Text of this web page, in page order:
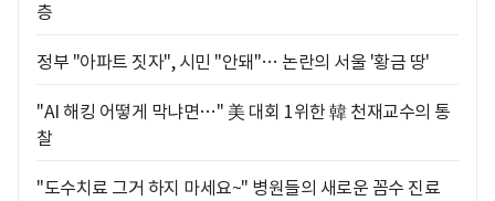
층
정부 "아파트 짓자", 시민 "안돼"… 논란의 서울 '황금 땅'
"AI 해킹 어떻게 막냐면…" 美 대회 1위한 韓 천재교수의 통
찰
"도수치료 그거 하지 마세요~" 병원들의 새로운 꼼수 진료